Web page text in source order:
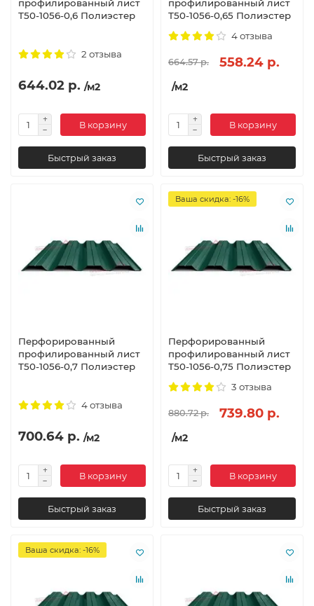
профилированный лист
Т50-1056-0,6 Полиэстер
2 отзыва
644.02 р. /м2
В корзину
Быстрый заказ
профилированный лист
Т50-1056-0,65 Полиэстер
4 отзыва
664.57 р. 558.24 р.
/м2
В корзину
Быстрый заказ
Перфорированный
профилированный лист
Т50-1056-0,7 Полиэстер
4 отзыва
700.64 р. /м2
В корзину
Быстрый заказ
Ваша скидка: -16%
Перфорированный
профилированный лист
Т50-1056-0,75 Полиэстер
3 отзыва
880.72 р. 739.80 р.
/м2
В корзину
Быстрый заказ
Ваша скидка: -16%